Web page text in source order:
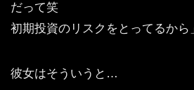
だって笑
初期投資のリスクをとってるから
彼女はそういうと…